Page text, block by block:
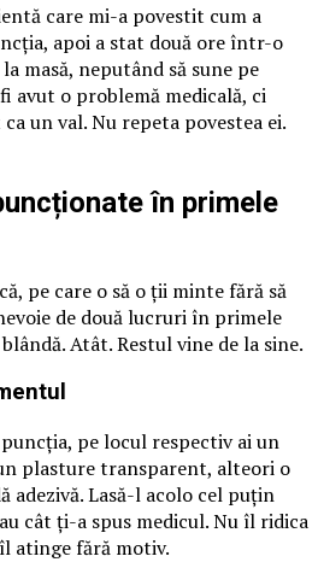
care mi-a povestit cum a
apoi a stat două ore într-o
masă, neputând să sune pe
avut o problemă medicală, ci
un val. Nu repeta povestea ei.
în primele
pe care o să o ții minte fără să
de două lucruri în primele
Atât. Restul vine de la sine.
pe locul respectiv ai un
plasture transparent, alteori o
adezivă. Lasă-l acolo cel puțin
cât ți-a spus medicul. Nu îl ridica
atinge fără motiv.